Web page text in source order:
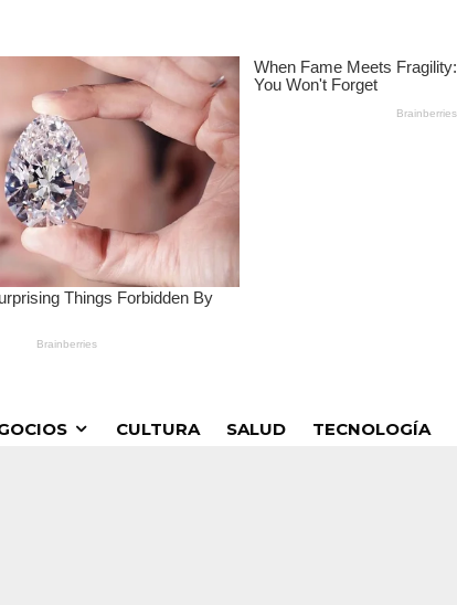
CULTURA SALUD TECNOLOGÍA